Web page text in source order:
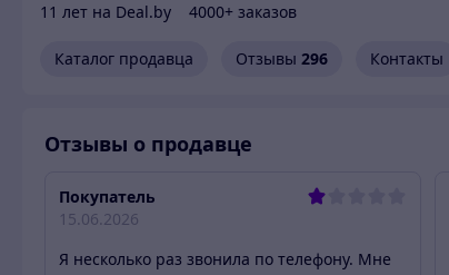
11 лет на Deal.by
4000+ заказов
Каталог продавца Отзывы 296 Контакты
Отзывы о продавце
Покупатель
15.06.2026
Я несколько раз звонила по телефону. Мне